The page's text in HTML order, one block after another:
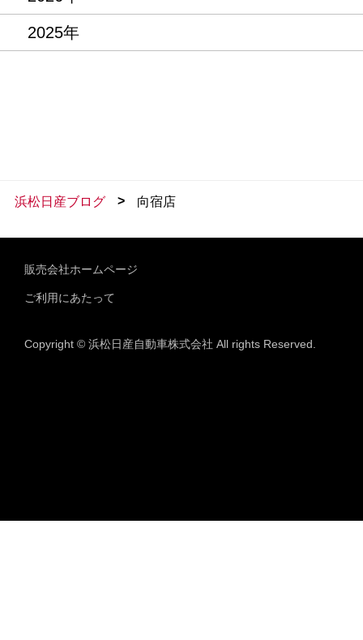
2025年
浜松日産ブログ > 向宿店
販売会社ホームページ
ご利用にあたって
Copyright © 浜松日産自動車株式会社 All rights Reserved.